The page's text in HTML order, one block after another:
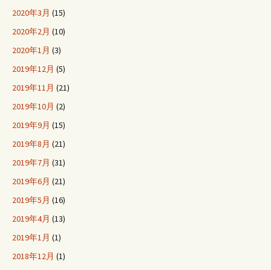
2020年3月 (15)
2020年2月 (10)
2020年1月 (3)
2019年12月 (5)
2019年11月 (21)
2019年10月 (2)
2019年9月 (15)
2019年8月 (21)
2019年7月 (31)
2019年6月 (21)
2019年5月 (16)
2019年4月 (13)
2019年1月 (1)
2018年12月 (1)